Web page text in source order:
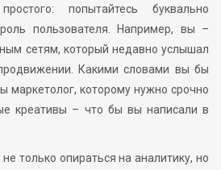
попытайтесь буквально
пользователя. Например, вы –
сетям, который недавно услышал
Какими словами вы бы
маркетолог, которому нужно срочно
креативы – что бы вы написали в
только опираться на аналитику, но